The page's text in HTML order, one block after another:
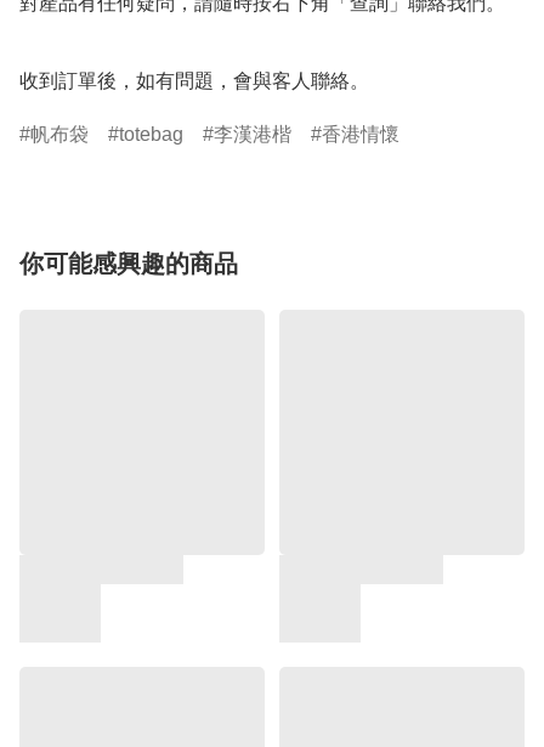
收到訂單後，如有問題，會與客人聯絡。
帆布袋 totebag 李漢港楷 香港情懷
你可能感興趣的商品